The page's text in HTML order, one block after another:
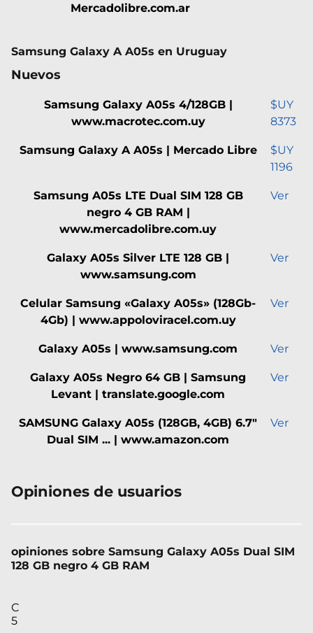
Mercadolibre.com.ar
Samsung Galaxy A A05s en Uruguay
Nuevos
Samsung Galaxy A05s 4/128GB |
www.macrotec.com.uy
$UY
8373
Samsung Galaxy A A05s | Mercado Libre
$UY
1196
Samsung A05s LTE Dual SIM 128 GB
negro 4 GB RAM |
www.mercadolibre.com.uy
Ver
Galaxy A05s Silver LTE 128 GB |
www.samsung.com
Ver
Celular Samsung «Galaxy A05s» (128Gb-
4Gb) | www.appoloviracel.com.uy
Ver
Galaxy A05s | www.samsung.com Ver
Galaxy A05s Negro 64 GB | Samsung
Levant | translate.google.com
Ver
SAMSUNG Galaxy A05s (128GB, 4GB) 6.7"
Dual SIM ... | www.amazon.com
Ver
Opiniones de usuarios
opiniones sobre Samsung Galaxy A05s Dual SIM
128 GB negro 4 GB RAM
C
5